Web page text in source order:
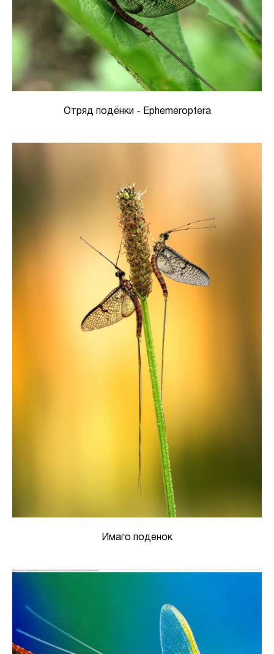
Отряд подёнки - Ephemeroptera
Имаго поденок